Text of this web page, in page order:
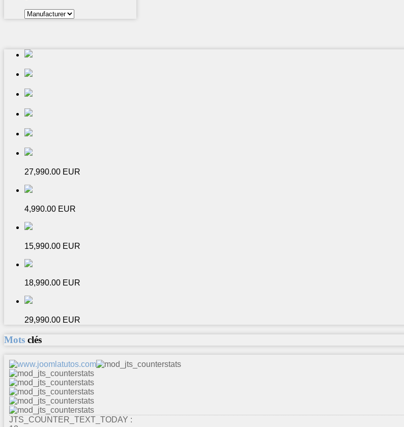
27,990.00 EUR
4,990.00 EUR
15,990.00 EUR
18,990.00 EUR
29,990.00 EUR
Mots clés
JTS_COUNTER_TEXT_TODAY :